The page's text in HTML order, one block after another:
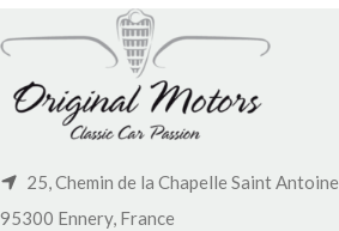
25, Chemin de la Chapelle Saint Antoine
95300 Ennery, France